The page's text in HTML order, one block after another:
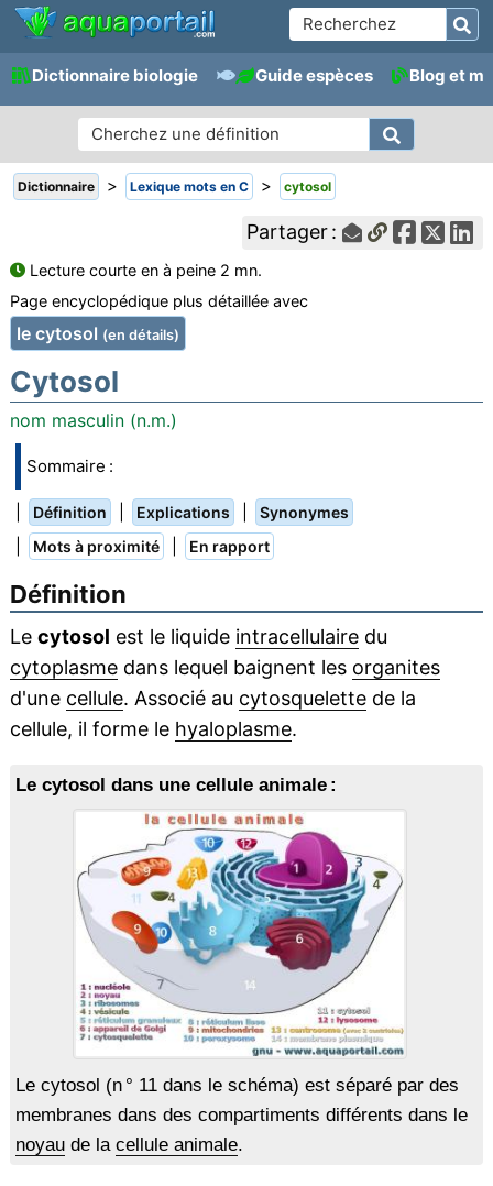
Dictionnaire biologie Guide espèces Blog et
Dictionnaire > Lexique mots en C > cytosol
Partager :
Lecture courte en à peine 2 mn.
Page encyclopédique plus détaillée avec
le cytosol (en détails)
Cytosol
nom masculin (n.m.)
Sommaire :
Définition Explications Synonymes
Mots à proximité En rapport
Définition
Le cytosol est le liquide intracellulairedu
cytoplasmedans lequel baignent les organites
d'une cellule. Associé au cytosquelettede la
cellule, il forme le hyaloplasme.
Le cytosol dans une cellule animale :
Le cytosol (n ° 11 dans le schéma) est séparé par des
membranes dans des compartiments différents dans le
noyaude la cellule animale.